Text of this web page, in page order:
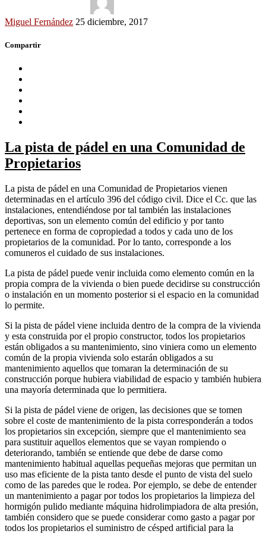
Miguel Fernández 25 diciembre, 2017
Compartir
La pista de pádel en una Comunidad de
Propietarios
La pista de pádel en una Comunidad de Propietarios vienen
determinadas en el artículo 396 del código civil. Dice el Cc. que las
instalaciones, entendiéndose por tal también las instalaciones
deportivas, son un elemento común del edificio y por tanto
pertenece en forma de copropiedad a todos y cada uno de los
propietarios de la comunidad. Por lo tanto, corresponde a los
comuneros el cuidado de sus instalaciones.
La pista de pádel puede venir incluida como elemento común en la
propia compra de la vivienda o bien puede decidirse su construcción
o instalación en un momento posterior si el espacio en la comunidad
lo permite.
Si la pista de pádel viene incluida dentro de la compra de la vivienda
y esta construida por el propio constructor, todos los propietarios
están obligados a su mantenimiento, sino viniera como un elemento
común de la propia vivienda solo estarán obligados a su
mantenimiento aquellos que tomaran la determinación de su
construcción porque hubiera viabilidad de espacio y también hubiera
una mayoría determinada que lo permitiera.
Si la pista de pádel viene de origen, las decisiones que se tomen
sobre el coste de mantenimiento de la pista corresponderán a todos
los propietarios sin excepción, siempre que el mantenimiento sea
para sustituir aquellos elementos que se vayan rompiendo o
deteriorando, también se entiende que debe de darse como
mantenimiento habitual aquellas pequeñas mejoras que permitan un
uso mas eficiente de la pista tanto desde el punto de vista del suelo
como de las paredes que le rodea. Por ejemplo, se debe de entender
un mantenimiento a pagar por todos los propietarios la limpieza del
hormigón pulido mediante máquina hidrolimpiadora de alta presión,
también considero que se puede considerar como gasto a pagar por
todos los propietarios el suministro de césped artificial para la